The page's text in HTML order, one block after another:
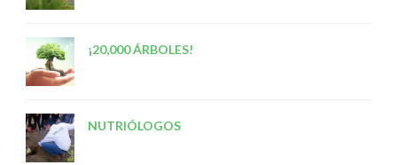
¡20,000 ÁRBOLES!
NUTRIÓLOGOS